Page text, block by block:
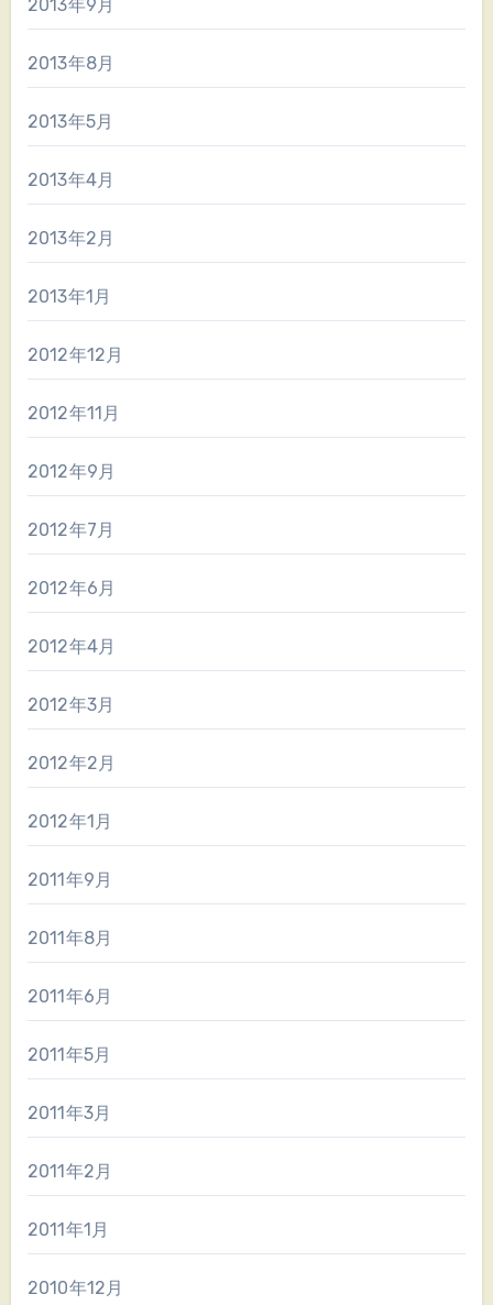
2013年9月
2013年8月
2013年5月
2013年4月
2013年2月
2013年1月
2012年12月
2012年11月
2012年9月
2012年7月
2012年6月
2012年4月
2012年3月
2012年2月
2012年1月
2011年9月
2011年8月
2011年6月
2011年5月
2011年3月
2011年2月
2011年1月
2010年12月